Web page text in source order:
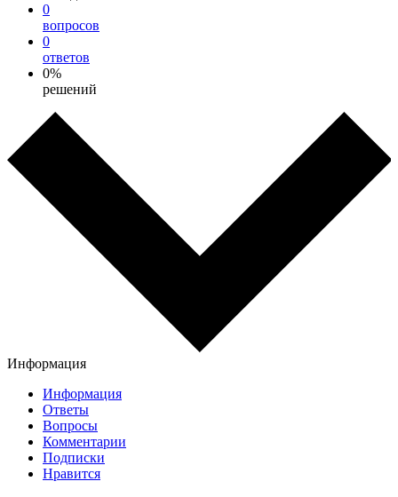
0
вопросов
0
ответов
0%
решений
Информация
Информация
Ответы
Вопросы
Комментарии
Подписки
Нравится